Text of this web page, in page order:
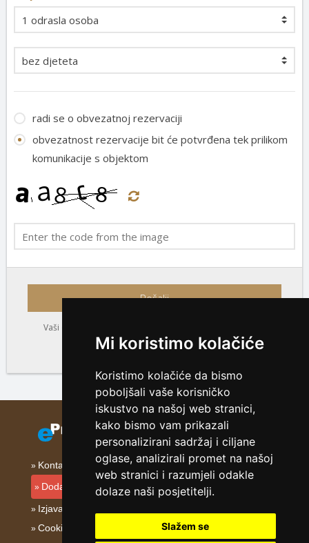
Mi koristimo kolačiće
Koristimo kolačiće da bismo
poboljšali vaše korisničko
iskustvo na našoj web stranici,
kako bismo vam prikazali
personalizirani sadržaj i ciljane
oglase, analizirali promet na našoj
web stranici i razumjeli odakle
dolaze naši posjetitelji.
Slažem se
radi se o obvezatnoj rezervaciji
obvezatnost rezervacije bit će potvrđena tek prilikom
komunikacije s objektom
Pošalji
Vaši osobni podaci bit će obrađeni u skladu s Pravilima o
privatnosti. Pritiskom na Pošalji pristajete na
Kontakt
Dodati smještajni objekt
Izjava o privatnosti
Cookies